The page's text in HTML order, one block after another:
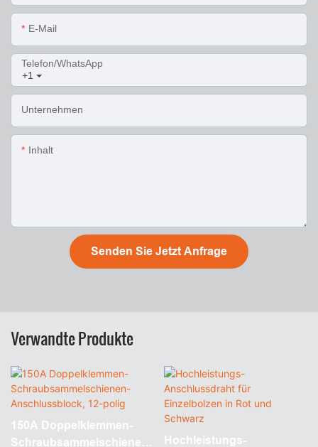
E-Mail
+1
Telefon/WhatsApp
Unternehmen
Inhalt
Senden Sie Jetzt Anfrage
Verwandte Produkte
150A Doppelklemmen-
Schraubsammelschienen-
Hochleistungs-